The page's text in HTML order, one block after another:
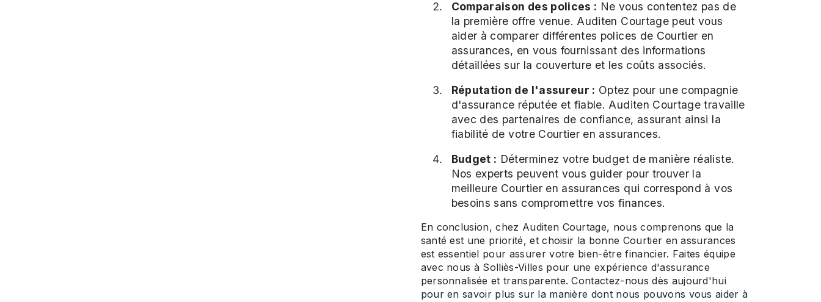
Comparaison des polices : Ne vous contentez pas de
la première offre venue. Auditen Courtage peut vous
aider à comparer différentes polices de Courtier en
assurances, en vous fournissant des informations
détaillées sur la couverture et les coûts associés.
Réputation de l'assureur : Optez pour une compagnie
d'assurance réputée et fiable. Auditen Courtage travaille
avec des partenaires de confiance, assurant ainsi la
fiabilité de votre Courtier en assurances.
Budget : Déterminez votre budget de manière réaliste.
Nos experts peuvent vous guider pour trouver la
meilleure Courtier en assurances qui correspond à vos
besoins sans compromettre vos finances.
En conclusion, chez Auditen Courtage, nous comprenons que la
santé est une priorité, et choisir la bonne Courtier en assurances
est essentiel pour assurer votre bien-être financier. Faites équipe
avec nous à Solliès-Villes pour une expérience d'assurance
personnalisée et transparente. Contactez-nous dès aujourd'hui
pour en savoir plus sur la manière dont nous pouvons vous aider à